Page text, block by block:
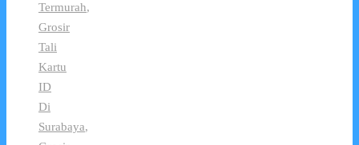
Termurah,
Grosir
Tali
Kartu
ID
Di
Surabaya,